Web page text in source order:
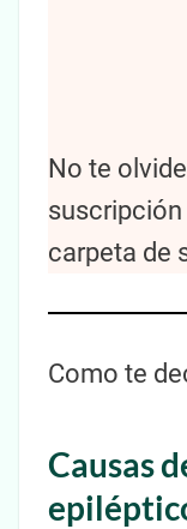
No te
carpeta de
Como te
Causas